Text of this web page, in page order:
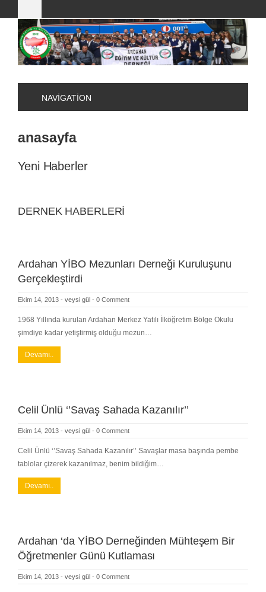
NAVIGATION
anasayfa
Yeni Haberler
DERNEK HABERLERI
Ardahan YİBO Mezunları Derneği Kuruluşunu
Gerçekleştirdi
Ekim 14, 2013 - veysi gül - 0 Comment
1968 Yıllında kurulan Ardahan Merkez Yatılı İlköğretim Bölge Okulu
şimdiye kadar yetiştirmiş olduğu mezun…
Devamı..
Celil Ünlü ‘’Savaş Sahada Kazanılır’’
Ekim 14, 2013 - veysi gül - 0 Comment
Celil Ünlü ‘’Savaş Sahada Kazanılır’’ Savaşlar masa başında pembe
tablolar çizerek kazanılmaz, benim bildiğim…
Devamı..
Ardahan ‘da YİBO Derneğinden Mühteşem Bir
Öğretmenler Günü Kutlaması
Ekim 14, 2013 - veysi gül - 0 Comment